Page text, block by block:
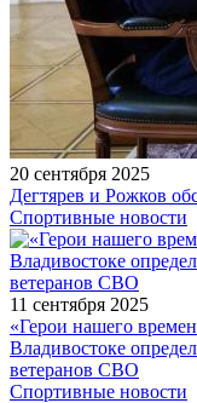
20 сентября 2025
Дегтярев и Рожков
Спортивные новости
11 сентября 2025
«Герои нашего
Владивостоке
ветеранов СВО
Спортивные новости